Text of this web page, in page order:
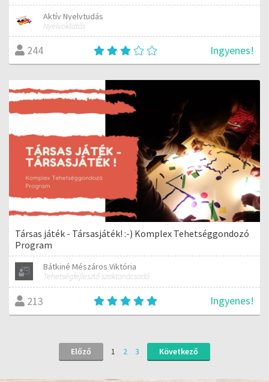
Aktív Nyelvtudás
Nyelvoktatás
244 Ingyenes!
Társas játék - Társasjáték! :-) Komplex Tehetséggondozó
Program
Bátkiné Mészáros Viktória
Tehetségfejlesztő szaktanácsadó
213 Ingyenes!
Előző 1 2 3 Következő